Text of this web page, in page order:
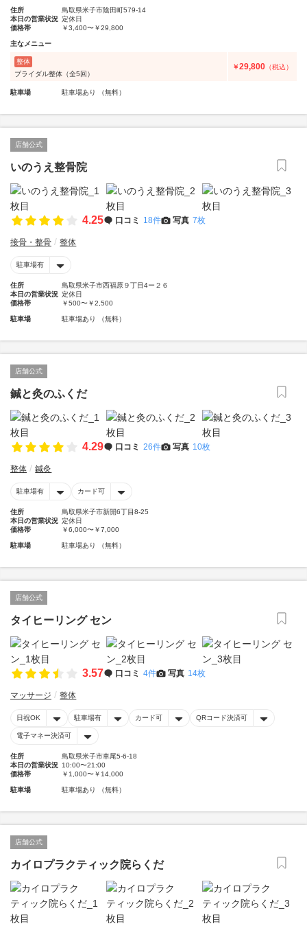
住所
鳥取県米子市陰田町579-14
本日の営業状況 定休日
価格帯
￥3,400〜￥29,800
主なメニュー
整体
ブライダル整体（全5回）
￥29,800 （税込）
駐車場 駐車場あり （無料）
店舗公式
いのうえ整骨院
4.25 口コミ 18件 写真 7枚
接骨・整骨 整体
駐車場有
住所
鳥取県米子市西福原９丁目4ー２６
本日の営業状況 定休日
価格帯
￥500〜￥2,500
駐車場 駐車場あり （無料）
店舗公式
鍼と灸のふくだ
4.29 口コミ 26件 写真 10枚
整体 鍼灸
駐車場有 カード可
住所
鳥取県米子市新開6丁目8-25
本日の営業状況 定休日
価格帯
￥6,000〜￥7,000
駐車場 駐車場あり （無料）
店舗公式
タイヒーリング セン
3.57 口コミ 4件 写真 14枚
マッサージ 整体
日祝OK 駐車場有 カード可 QRコード決済可
電子マネー決済可
住所
鳥取県米子市車尾5-6-18
本日の営業状況 10:00〜21:00
価格帯
￥1,000〜￥14,000
駐車場 駐車場あり （無料）
店舗公式
カイロプラクティック院らくだ